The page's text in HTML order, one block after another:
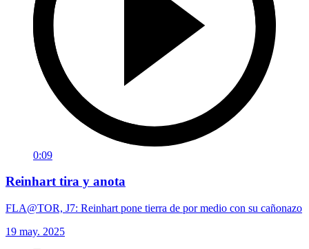
0:09
Reinhart tira y anota
FLA@TOR, J7: Reinhart pone tierra de por medio con su cañonazo
19 may. 2025